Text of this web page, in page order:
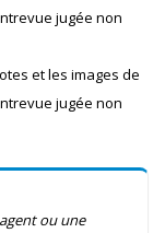
jugée non
et les images de
jugée non
ou une